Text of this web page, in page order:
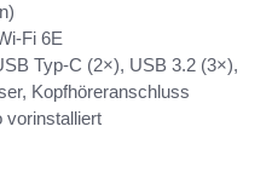
Fi 6E
Typ-C (2×), USB 3.2 (3×),
Kopfhöreranschluss
vorinstalliert